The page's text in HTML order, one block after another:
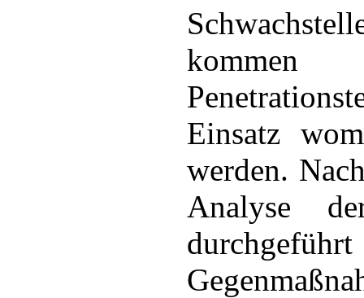
kommen
Einsatz
werden.
Analyse